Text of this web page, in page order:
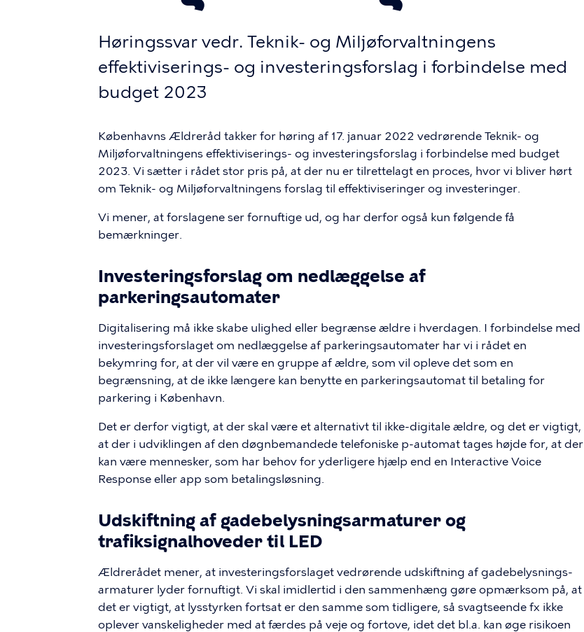
Høringssvar vedr. Teknik- og Miljøforvaltningens
effektiviserings- og investeringsforslag i forbindelse med
budget 2023
Københavns Ældreråd takker for høring af 17. januar 2022 vedrørende Teknik- og
Miljøforvaltningens effektiviserings- og investeringsforslag i forbindelse med budget
2023. Vi sætter i rådet stor pris på, at der nu er tilrettelagt en proces, hvor vi bliver hørt
om Teknik- og Miljøforvaltningens forslag til effektiviseringer og investeringer.
Vi mener, at forslagene ser fornuftige ud, og har derfor også kun følgende få
bemærkninger.
Investeringsforslag om nedlæggelse af
parkeringsautomater
Digitalisering må ikke skabe ulighed eller begrænse ældre i hverdagen. I forbindelse med
investeringsforslaget om nedlæggelse af parkeringsautomater har vi i rådet en
bekymring for, at der vil være en gruppe af ældre, som vil opleve det som en
begrænsning, at de ikke længere kan benytte en parkeringsautomat til betaling for
parkering i København.
Det er derfor vigtigt, at der skal være et alternativt til ikke-digitale ældre, og det er vigtigt,
at der i udviklingen af den døgnbemandede telefoniske p-automat tages højde for, at der
kan være mennesker, som har behov for yderligere hjælp end en Interactive Voice
Response eller app som betalingsløsning.
Udskiftning af gadebelysningsarmaturer og
trafiksignalhoveder til LED
Ældrerådet mener, at investeringsforslaget vedrørende udskiftning af gadebelysnings-
armaturer lyder fornuftigt. Vi skal imidlertid i den sammenhæng gøre opmærksom på, at
det er vigtigt, at lysstyrken fortsat er den samme som tidligere, så svagtseende fx ikke
oplever vanskeligheder med at færdes på veje og fortove, idet det bl.a. kan øge risikoen